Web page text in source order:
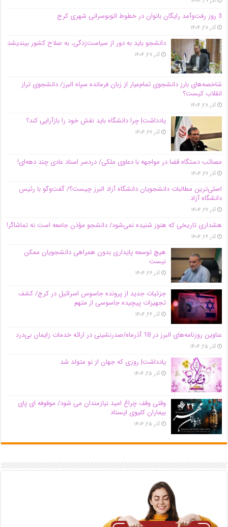
3 روز رفت‌وآمد رایگان بانوان در خطوط اتوبوسرانی شهری کرج
آذر ۲۸, ۱۴۰۴
دانشجو باید به دور از سیاست‌زدگی، به صلاح کشور بیندیشد
آذر ۲۸, ۱۴۰۴
شاخصه‌های بارز دانشجوی تمام‌عیار از زبان فرمانده سپاه البرز/ دانشجوی تراز
انقلاب کیست؟
آذر ۲۸, ۱۴۰۴
یادداشت| چرا دانشگاه باید نقش خود را بازآرایی کند؟
آذر ۲۷, ۱۴۰۴
مصائب دستگاه قضا در مواجهه با دعاوی ملکی/ دردسر اسناد عادی چند‌ دهه‌ای!
آذر ۲۷, ۱۴۰۴
اصلی‌ترین مطالبات دانشجویان دانشگاه آزاد البرز چیست؟/ گفت‌وگو با رئیس
دانشگاه آز‌اد
آذر ۲۷, ۱۴۰۴
هشداری تاریخی که هنوز شنیده نمی‌شود/ دانشجو مؤذن جامعه است نه تماشاگر!
آذر ۲۶, ۱۴۰۴
هیچ توسعه پایداری بدون همراهی دانشجویان ممکن
نیست
آذر ۲۶, ۱۴۰۴
جزئیات جدید از پرونده جاسوس اسرائیل در کرج/‌ کشف
تجهیزات پیچیده جاسوسی از متهم
آذر ۲۶, ۱۴۰۴
عناوین روزنامه‌های البرز در ‌18 آذرماه/صدرنشینی در ارائه خدمات زایمان بی‌درد
آذر ۲۵, ۱۴۰۴
یادداشت| روزی که جهان از نو متولد شد
آذر ۲۵, ۱۴۰۴
وقتی وقف چراغ امید نیازمندان می شود/ موقوفه ای پای
بیماران کلیوی ایستاد
آذر ۲۵, ۱۴۰۴